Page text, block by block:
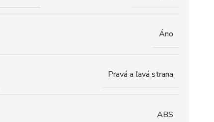
Áno
Pravá a ľavá strana
ABS